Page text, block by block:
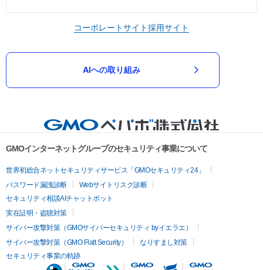
コーポレートサイト採用サイト
AIへの取り組み
GMOインターネットグループのセキュリティ事業について
世界初総合ネットセキュリティサービス「GMOセキュリティ24」
パスワード漏洩診断
Webサイトリスク診断
セキュリティ相談AIチャットボット
実在証明・盗聴対策
サイバー攻撃対策（GMOサイバーセキュリティ byイエラエ）
サイバー攻撃対策（GMO Flatt Security）
なりすまし対策
セキュリティ事業の軌跡